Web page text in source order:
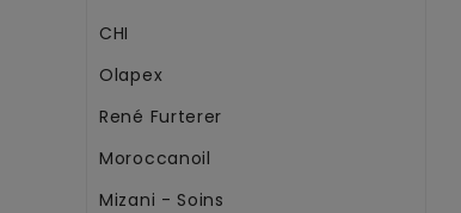
CHI
Olapex
René Furterer
Moroccanoil
Mizani - Soins